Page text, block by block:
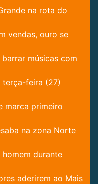
na rota do
vendas, ouro se
músicas com
terça-feira (27)
marca primeiro
na zona Norte
homem durante
aderirem ao Mais